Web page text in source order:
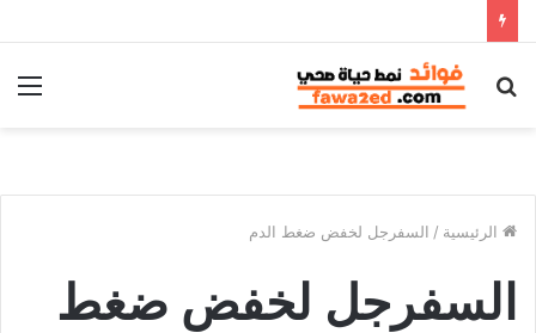
بحث
الرئيسية / السفرجل لخفض ضغط الدم
السفرجل لخفض ضغط